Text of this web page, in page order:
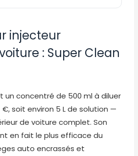
injecteur
: Super Clean
un concentré de 500 ml à diluer
€, soit environ 5 L de solution —
de voiture complet. Son
en fait le plus efficace du
auto encrassés et